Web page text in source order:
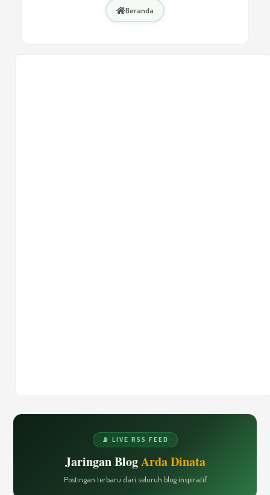
Beranda
📡 LIVE RSS FEED
Jaringan BlogArda Dinata
Postingan terbaru dari seluruh blog inspiratif